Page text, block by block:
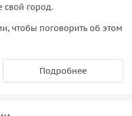
свой город.
чтобы поговорить об этом
Подробнее